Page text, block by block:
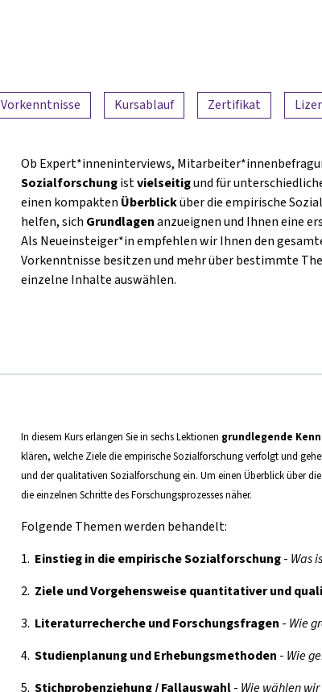
Vorkenntnisse Kursablauf Zertifikat
Ob Expert*inneninterviews,
Sozialforschungistvielseitigund für
einen kompakten Überblicküber die empirische
helfen, sich Grundlagenanzueignen und Ihnen eine
Als Neueinsteiger*in empfehlen wir Ihnen den
Vorkenntnisse besitzen und mehr über bestimmte
einzelne Inhalte auswählen.
In diesem Kurs erlangen Sie in sechs Lektionen grundlegende
klären, welche Ziele die empirische Sozialforschung verfolgt und
und der qualitativen Sozialforschung ein. Um einen Überblick über
die einzelnen Schritte des Forschungsprozesses näher.
Folgende Themen werden behandelt:
1. Einstieg in die empirische Sozialforschung- Was
2. Ziele und Vorgehensweise quantitativer und
3. Literaturrecherche und Forschungsfragen - Wie
4. Studienplanung und Erhebungsmethoden - Wie
5. Stichprobenziehung / Fallauswahl- Wie wählen